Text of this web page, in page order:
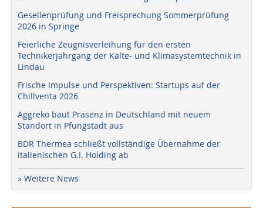
Gesellenprüfung und Freisprechung Sommerprüfung
2026 in Springe
Feierliche Zeugnisverleihung für den ersten
Technikerjahrgang der Kälte- und Klimasystemtechnik in
Lindau
Frische Impulse und Perspektiven: Startups auf der
Chillventa 2026
Aggreko baut Präsenz in Deutschland mit neuem
Standort in Pfungstadt aus
BDR Thermea schließt vollständige Übernahme der
italienischen G.I. Holding ab
» Weitere News